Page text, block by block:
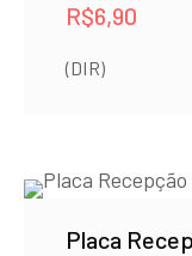
R$6,90
(DIR)
Placa